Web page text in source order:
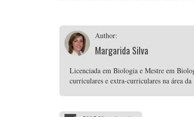
Author:
Margarida Silva
Licenciada em Biologia e Mestre em
curriculares e extra-curriculares na área